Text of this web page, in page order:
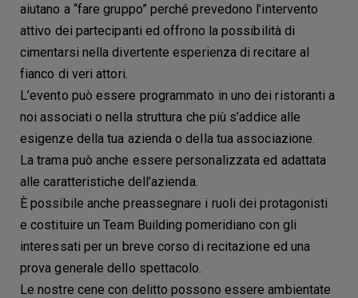
aiutano a “fare gruppo” perché prevedono l’intervento
attivo dei partecipanti ed offrono la possibilità di
cimentarsi nella divertente esperienza di recitare al
fianco di veri attori.
L’evento può essere programmato in uno dei ristoranti a
noi associati o nella struttura che più s’addice alle
esigenze della tua azienda o della tua associazione.
La trama può anche essere personalizzata ed adattata
alle caratteristiche dell’azienda.
È possibile anche preassegnare i ruoli dei protagonisti
e costituire un Team Building pomeridiano con gli
interessati per un breve corso di recitazione ed una
prova generale dello spettacolo.
Le nostre cene con delitto possono essere ambientate